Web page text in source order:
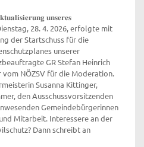
𝐮𝐧𝐬𝐞𝐫𝐞𝐬
der Startschuss für die
unserer
NÖZSV für die Moderation.
Susanna Kittinger,
Gemeindebürgerinnen
Interessere an der
Dann schreibt an